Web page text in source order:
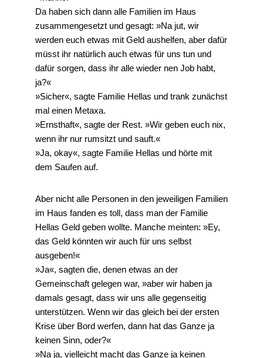
Da haben sich dann alle Familien im Haus
zusammengesetzt und gesagt: »Na jut, wir
werden euch etwas mit Geld aushelfen, aber dafür
müsst ihr natürlich auch etwas für uns tun und
dafür sorgen, dass ihr alle wieder nen Job habt,
ja?«
»Sicher«, sagte Familie Hellas und trank zunächst
mal einen Metaxa.
»Ernsthaft«, sagte der Rest. »Wir geben euch nix,
wenn ihr nur rumsitzt und sauft.«
»Ja, okay«, sagte Familie Hellas und hörte mit
dem Saufen auf.
Aber nicht alle Personen in den jeweiligen Familien
im Haus fanden es toll, dass man der Familie
Hellas Geld geben wollte. Manche meinten: »Ey,
das Geld könnten wir auch für uns selbst
ausgeben!«
»Ja«, sagten die, denen etwas an der
Gemeinschaft gelegen war, »aber wir haben ja
damals gesagt, dass wir uns alle gegenseitig
unterstützen. Wenn wir das gleich bei der ersten
Krise über Bord werfen, dann hat das Ganze ja
keinen Sinn, oder?«
»Na ja, vielleicht macht das Ganze ja keinen